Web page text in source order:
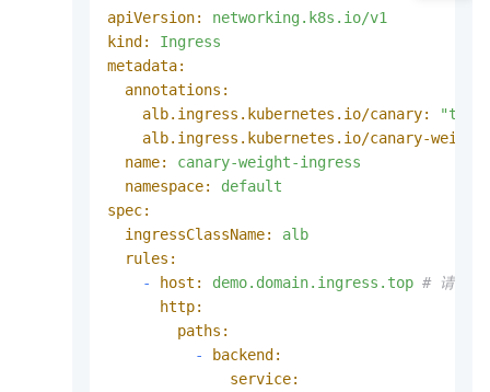
apiVersion:
networking.k8s.io/v1
kind:
Ingress
metadata:
annotations:
alb.ingress.kubernetes.io/canary:
alb.ingress.kubernetes.io/canary-
name:
canary-weight-ingress
namespace:
default
spec:
ingressClassName:
alb
rules:
-
host: demo.domain.ingress.top # 请替换
http:
paths:
-
backend:
service: